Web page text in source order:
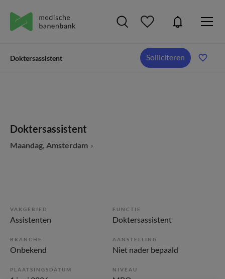
Doktersassistent Solliciteren
Doktersassistent
Maandag, Amsterdam
VAKGEBIED
Assistenten
FUNCTIE
Doktersassistent
BRANCHE
Onbekend
AANSTELLING
Niet nader bepaald
PLAATSINGSDATUM NIVEAU